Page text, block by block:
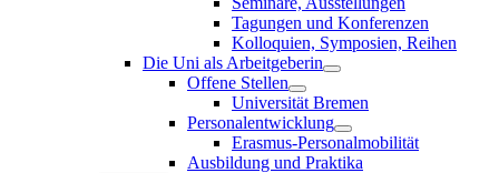
Tagungen und Konferenzen
Kolloquien, Symposien, Reihen
Die Uni als Arbeitgeberin
Offene Stellen
Universität Bremen
Personalentwicklung
Erasmus-Personalmobilität
Ausbildung und Praktika